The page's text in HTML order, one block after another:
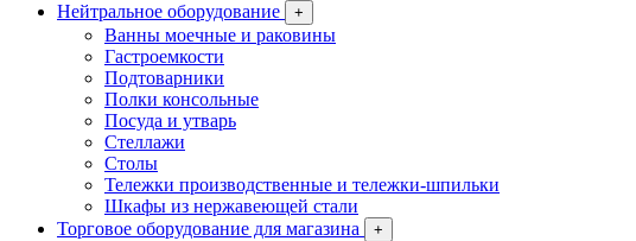
Нейтральное оборудование
+
Ванны моечные и раковины
Гастроемкости
Подтоварники
Полки консольные
Посуда и утварь
Стеллажи
Столы
Тележки производственные и тележки-шпильки
Шкафы из нержавеющей стали
Торговое оборудование для магазина
+